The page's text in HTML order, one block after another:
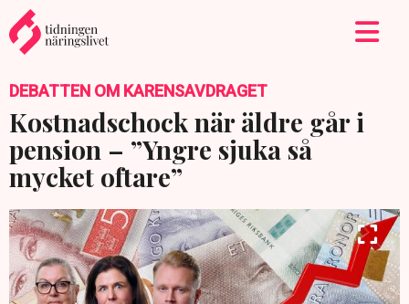
DEBATTEN OM KARENSAVDRAGET
Kostnadschock när äldre går i
pension – ”Yngre sjuka så
mycket oftare”